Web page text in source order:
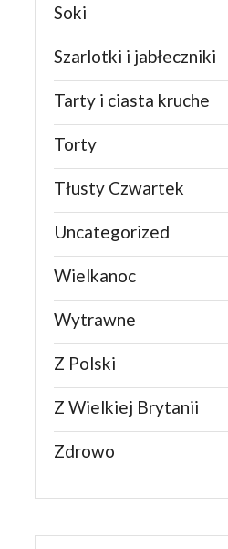
Soki
Szarlotki i jabłeczniki
Tarty i ciasta kruche
Torty
Tłusty Czwartek
Uncategorized
Wielkanoc
Wytrawne
Z Polski
Z Wielkiej Brytanii
Zdrowo